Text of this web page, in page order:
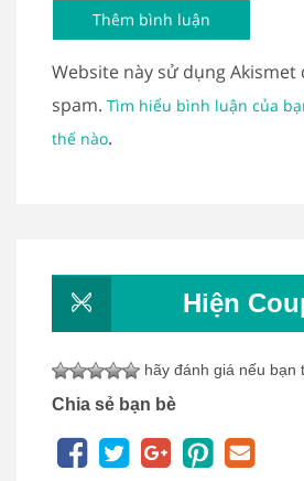
Website này sử dụng Akismet
spam. Tìm hiểu bình luận của
thế nào.
Hiện
hãy đánh giá nếu bạn
Chia sẻ bạn bè